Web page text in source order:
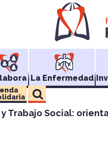
La Enfermedad
Trabajo Social: